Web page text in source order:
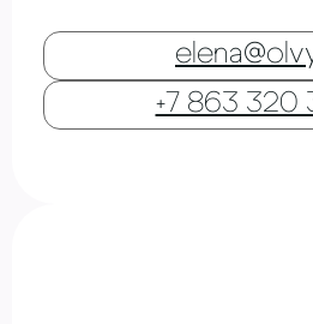
+7 863 320